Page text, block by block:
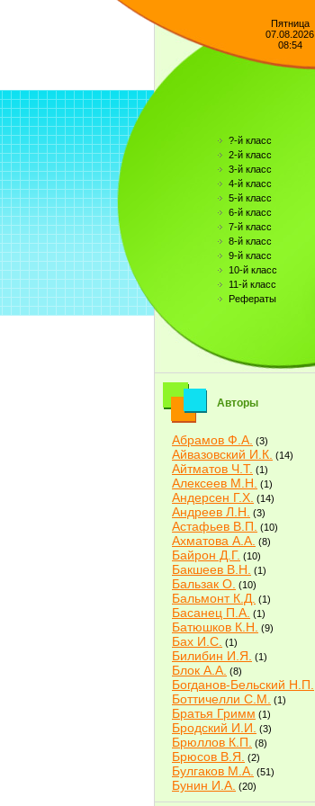
Пятница
07.08.2026
08:54
?-й класс
2-й класс
3-й класс
4-й класс
5-й класс
6-й класс
7-й класс
8-й класс
9-й класс
10-й класс
11-й класс
Рефераты
Авторы
Абрамов Ф.А. (3)
Айвазовский И.К. (14)
Айтматов Ч.Т. (1)
Алексеев М.Н. (1)
Андерсен Г.Х. (14)
Андреев Л.Н. (3)
Астафьев В.П. (10)
Ахматова А.А. (8)
Байрон Д.Г. (10)
Бакшеев В.Н. (1)
Бальзак О. (10)
Бальмонт К.Д. (1)
Басанец П.А. (1)
Батюшков К.Н. (9)
Бах И.С. (1)
Билибин И.Я. (1)
Блок А.А. (8)
Богданов-Бельский Н.П.
Боттичелли С.М. (1)
Братья Гримм (1)
Бродский И.И. (3)
Брюллов К.П. (8)
Брюсов В.Я. (2)
Булгаков М.А. (51)
Бунин И.А. (20)
Быков В.В.(2)